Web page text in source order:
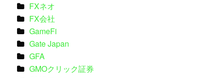
FXネオ
FX会社
GameFi
Gate Japan
GFA
GMOクリック証券